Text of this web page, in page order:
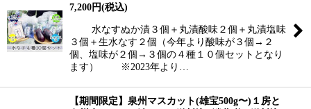
7,200円(税込)
水なすぬか漬３個＋丸漬酸味２個＋丸漬塩味
３個＋生水なす２個（今年より酸味が３個→２
個、塩味が２個→３個の４種１０個セットとなり
ます） ※2023年より…
【期間限定】泉州マスカット(雄宝500g〜)１房と